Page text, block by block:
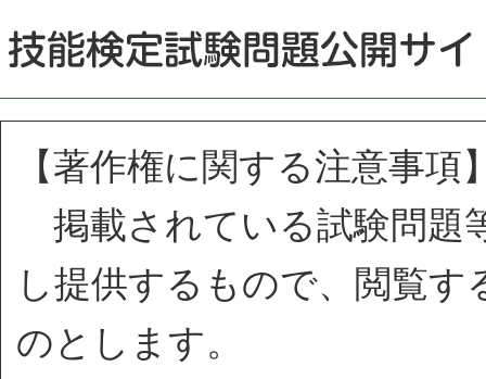
【著作権に関する注意事項
掲載されている試験問題
し提供するもので、閲覧
のとします。